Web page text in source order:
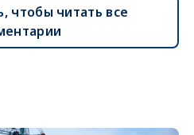
чтобы читать все